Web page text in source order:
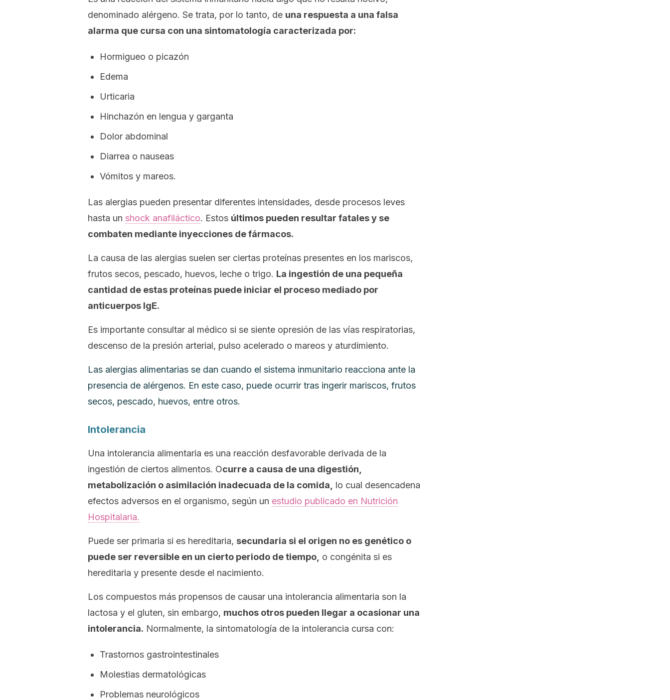
denominado alérgeno. Se trata, por lo tanto, de una respuesta a una falsa
alarma que cursa con una sintomatología caracterizada por:
Hormigueo o picazón
Edema
Urticaria
Hinchazón en lengua y garganta
Dolor abdominal
Diarrea o nauseas
Vómitos y mareos.
Las alergias pueden presentar diferentes intensidades, desde procesos leves
hasta un shock anafiláctico. Estos últimos pueden resultar fatales y se
combaten mediante inyecciones de fármacos.
La causa de las alergias suelen ser ciertas proteínas presentes en los mariscos,
frutos secos, pescado, huevos, leche o trigo. La ingestión de una pequeña
cantidad de estas proteínas puede iniciar el proceso mediado por
anticuerpos IgE.
Es importante consultar al médico si se siente opresión de las vías respiratorias,
descenso de la presión arterial, pulso acelerado o mareos y aturdimiento.
Las alergias alimentarias se dan cuando el sistema inmunitario reacciona ante la
presencia de alérgenos. En este caso, puede ocurrir tras ingerir mariscos, frutos
secos, pescado, huevos, entre otros.
Intolerancia
Una intolerancia alimentaria es una reacción desfavorable derivada de la
ingestión de ciertos alimentos. Ocurre a causa de una digestión,
metabolización o asimilación inadecuada de la comida,
lo cual desencadena
efectos adversos en el organismo, según un estudio publicado en Nutrición
Hospitalaria.
Puede ser primaria si es hereditaria, secundaria si el origen no es genético o
puede ser reversible en un cierto periodo de tiempo, o congénita si es
hereditaria y presente desde el nacimiento.
Los compuestos más propensos de causar una intolerancia alimentaria son la
lactosa y el gluten, sin embargo, muchos otros pueden llegar a ocasionar una
intolerancia. Normalmente, la sintomatología de la intolerancia cursa con:
Trastornos gastrointestinales
Molestias dermatológicas
Problemas neurológicos